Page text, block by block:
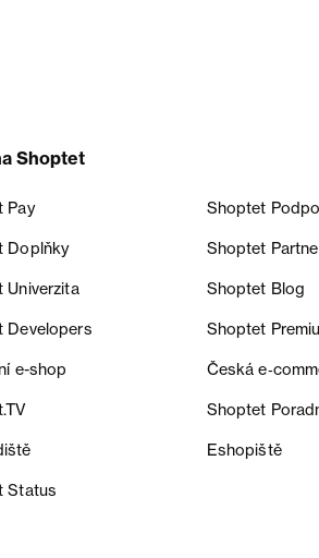
Shoptet
Pay Shoptet
Doplňky Shoptet
Univerzita Shoptet Blog
Developers Shoptet
e-shop Česká
Shoptet
Eshopiště
Status